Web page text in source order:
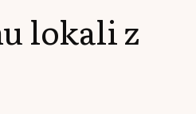
lokali z